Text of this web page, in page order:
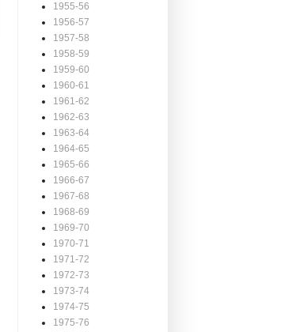
1955-56
1956-57
1957-58
1958-59
1959-60
1960-61
1961-62
1962-63
1963-64
1964-65
1965-66
1966-67
1967-68
1968-69
1969-70
1970-71
1971-72
1972-73
1973-74
1974-75
1975-76